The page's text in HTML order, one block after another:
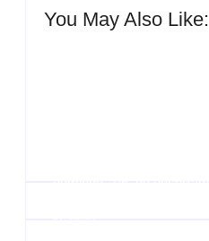
You May Also Like: